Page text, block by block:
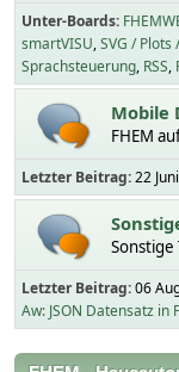
Unter-Boards
smartVISU SVG / Plots
Sprachsteuerung RSS
Mobile
FHEM
Letzter Beitrag:22
Sonstige
Letzter Beitrag:06
Aw: JSON Datensatz in